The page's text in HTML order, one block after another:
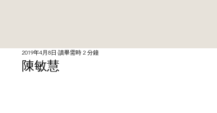
陳敏慧
2019年4月8日 讀畢需時 2 分鐘